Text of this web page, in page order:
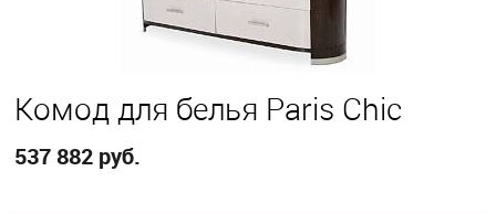
Комод для белья Paris Chic
537 882 руб.